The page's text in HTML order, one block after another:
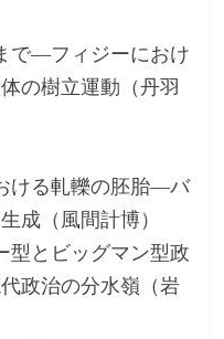
で―フィジーにおけ
の樹立運動（丹羽
ける軋轢の胚胎―バ
成（風間計博）
とビッグマン型政
政治の分水嶺（岩